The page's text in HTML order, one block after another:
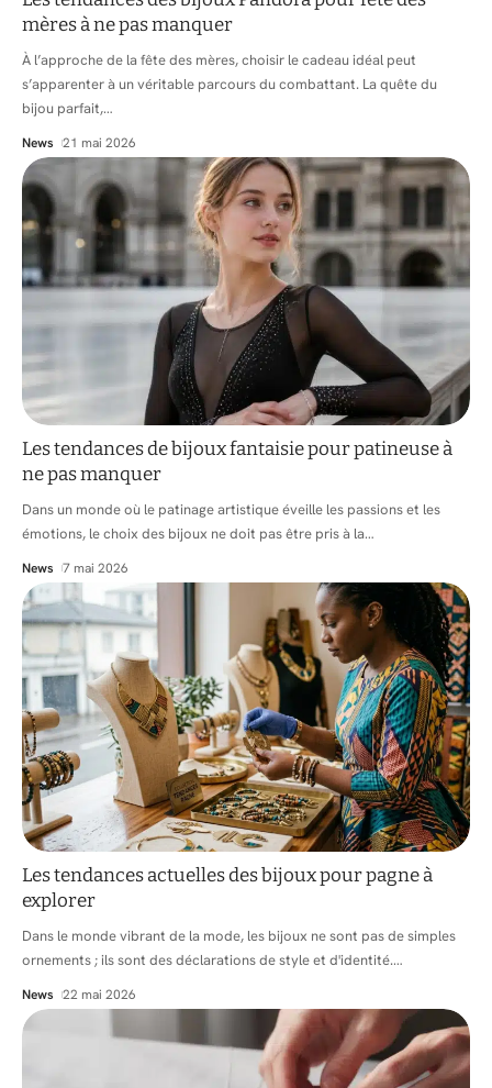
mères à ne pas manquer
À l’approche de la fête des mères, choisir le cadeau idéal peut
s’apparenter à un véritable parcours du combattant. La quête du
bijou parfait,…
News 21 mai 2026
Les tendances de bijoux fantaisie pour patineuse à
ne pas manquer
Dans un monde où le patinage artistique éveille les passions et les
émotions, le choix des bijoux ne doit pas être pris à la…
News 7 mai 2026
Les tendances actuelles des bijoux pour pagne à
explorer
Dans le monde vibrant de la mode, les bijoux ne sont pas de simples
ornements ; ils sont des déclarations de style et d'identité.…
News 22 mai 2026